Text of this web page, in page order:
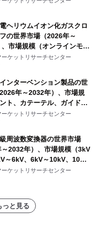
ヘリウムイオン化ガスクロ
の世界市場（2026年～
市場規模（オンラインモニ
、ラボラトリー型）・分析
発表
ケットリサーチセンター
ンターベンション製品の世
年～2032年）、市場規
ト、カテーテル、ガイドワ
ース、下大静脈フィルタ
）・分析レポートを発表
ケットリサーチセンター
周波数変換器の世界市場
～2032年）、市場規模（3kV
～6kV、6kV～10kV、10kV
レポートを発表
ケットリサーチセンター
っと見る